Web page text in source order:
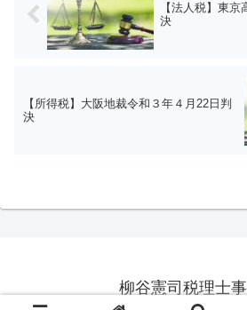
【法人税】東
決
【所得税】大阪地裁令和３年４月22日判
決
柳谷憲司税理士